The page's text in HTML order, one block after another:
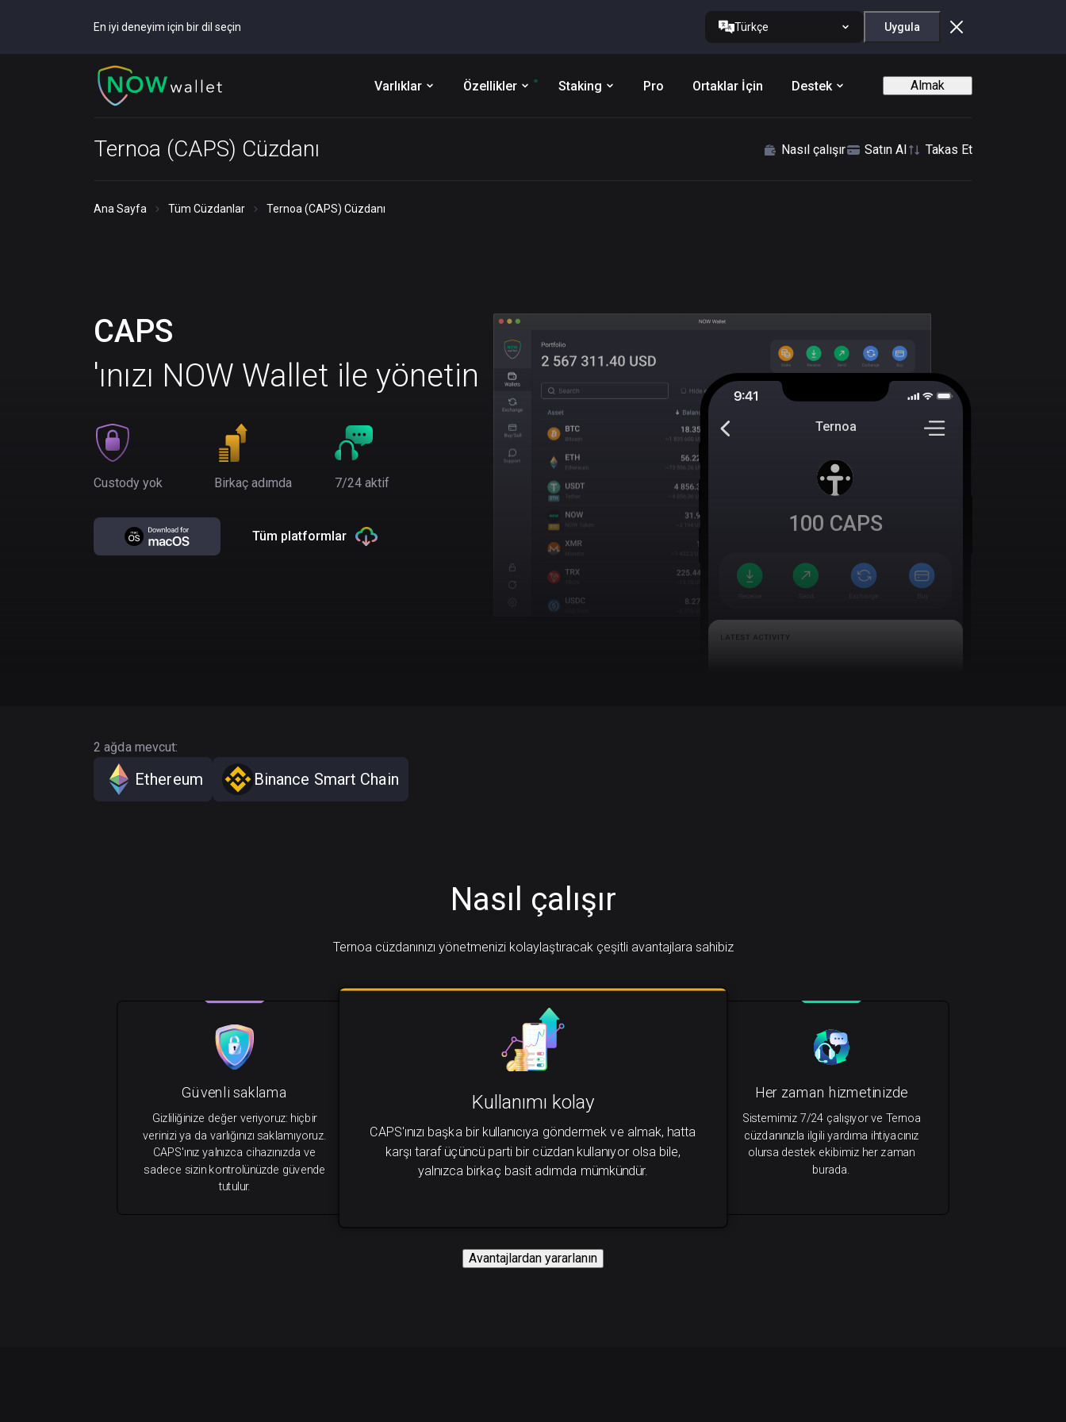
En iyi deneyim için bir dil seçin Türkçe Uygula
Varlıklar Özellikler Staking Pro Ortaklar İçin Destek Almak
Ternoa (CAPS) Cüzdanı Nasıl çalışır Satın Al Takas Et
Ana Sayfa Tüm Cüzdanlar Ternoa (CAPS) Cüzdanı
CAPS
'ınızı NOW Wallet ile yönetin
Custody yok Birkaç adımda 7/24 aktif
Tüm platformlar
Ternoa
100 CAPS
2 ağda mevcut:
Ethereum Binance Smart Chain
Nasıl çalışır
Ternoa cüzdanınızı yönetmenizi kolaylaştıracak çeşitli avantajlara sahibiz
Kullanımı kolay
CAPS'ınızı başka bir kullanıcıya göndermek ve almak, hatta
karşı taraf üçüncü parti bir cüzdan kullanıyor olsa bile,
yalnızca birkaç basit adımda mümkündür.
Her zaman hizmetinizde
Sistemimiz 7/24 çalışıyor ve Ternoa
cüzdanınızla ilgili yardıma ihtiyacınız
olursa destek ekibimiz her zaman
burada.
Güvenli saklama
Gizliliğinize değer veriyoruz: hiçbir
verinizi ya da varlığınızı saklamıyoruz.
CAPS'ınız yalnızca cihazınızda ve
sadece sizin kontrolünüzde güvende
tutulur.
Avantajlardan yararlanın